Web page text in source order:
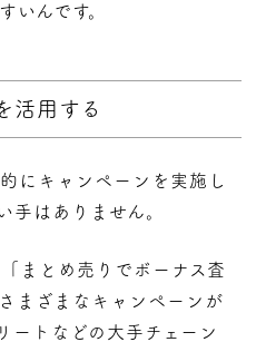
いんです。
活用する
にキャンペーンを実施し
手はありません。
まとめ売りでボーナス査
まざまなキャンペーンが
ートなどの大手チェーン